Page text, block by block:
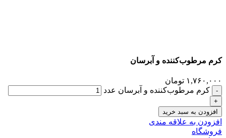
کرم مرطوب‌کننده و آبرسان
۱,۷۶۰,۰۰۰ تومان
کرم مرطوب‌کننده و آبرسان عدد
افزودن به سبد خرید
افزودن به علاقه مندی
فروشگاه